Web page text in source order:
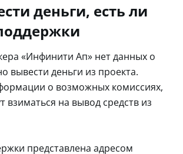
деньги, есть ли
«Инфинити Ап» нет данных о
вывести деньги из проекта.
о возможных комиссиях,
взиматься на вывод средств из
представлена адресом